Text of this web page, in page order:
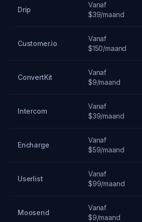
Drip
Vanaf
$39/maand
Customer.io
Vanaf
$150/maand
ConvertKit
Vanaf
$9/maand
Intercom
Vanaf
$39/maand
Encharge
Vanaf
$59/maand
Userlist
Vanaf
$99/maand
Moosend
Vanaf
$9/maand